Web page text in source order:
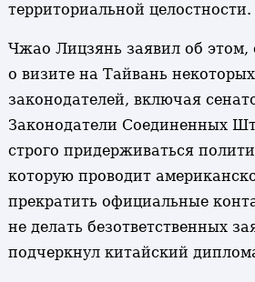
территориальной целостности.
Чжао Лицзянь заявил об этом,
о визите на Тайвань
законодателей, включая
Законодатели Соединенных
строго придерживаться
которую проводит
прекратить официальные
не делать безответственных
подчеркнул китайский